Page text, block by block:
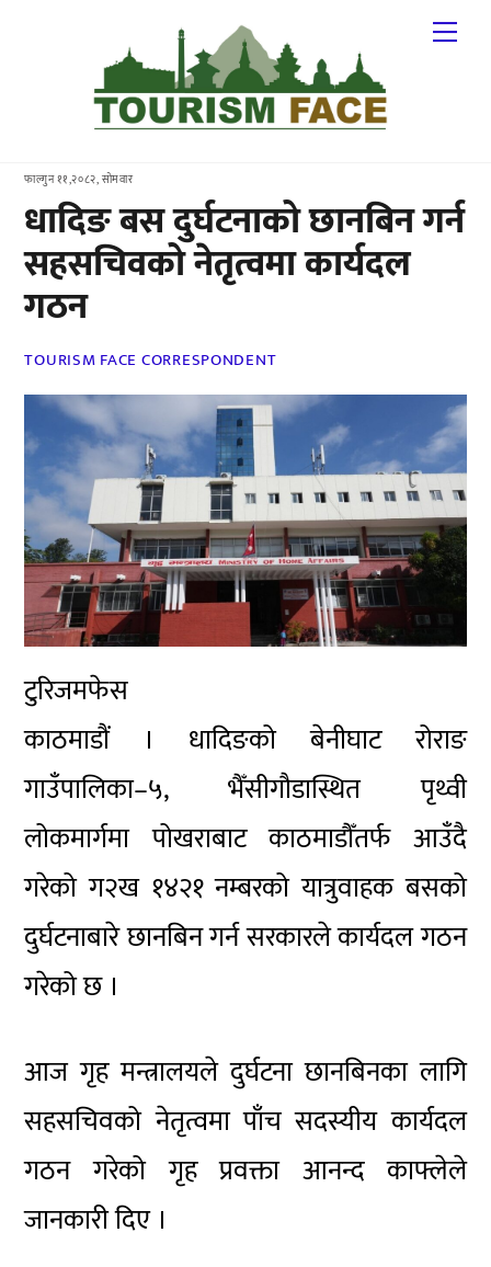
फाल्गुन ११,२०८२, सोमवार
धादिङ बस दुर्घटनाको छानबिन गर्न
सहसचिवको नेतृत्वमा कार्यदल
गठन
TOURISM FACE CORRESPONDENT
टुरिजमफेस
काठमाडौं । धादिङको बेनीघाट रोराङ
गाउँपालिका–५, भैँसीगौडास्थित पृथ्वी
लोकमार्गमा पोखराबाट काठमाडौँतर्फ आउँदै
गरेको ग२ख १४२१ नम्बरको यात्रुवाहक बसको
दुर्घटनाबारे छानबिन गर्न सरकारले कार्यदल गठन
गरेको छ ।
आज गृह मन्त्रालयले दुर्घटना छानबिनका लागि
सहसचिवको नेतृत्वमा पाँच सदस्यीय कार्यदल
गठन गरेको गृह प्रवक्ता आनन्द काफ्लेले
जानकारी दिए ।